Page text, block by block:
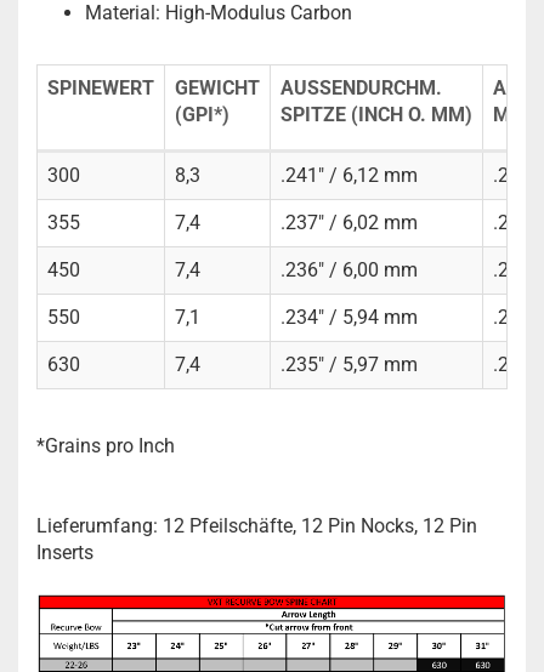
Material: High-Modulus Carbon
SPINEWERT
GEWICHT
(GPI*)
AUSSENDURCHM.
SPITZE (INCH O. MM)
300 8,3 .241" / 6,12 mm .236"
355 7,4 .237" / 6,02 mm .229"
450 7,4 .236" / 6,00 mm .230"
550 7,1 .234" / 5,94 mm .228"
630 7,4 .235" / 5,97 mm .229"
*Grains pro Inch
Lieferumfang: 12 Pfeilschäfte, 12 Pin Nocks, 12 Pin
Inserts